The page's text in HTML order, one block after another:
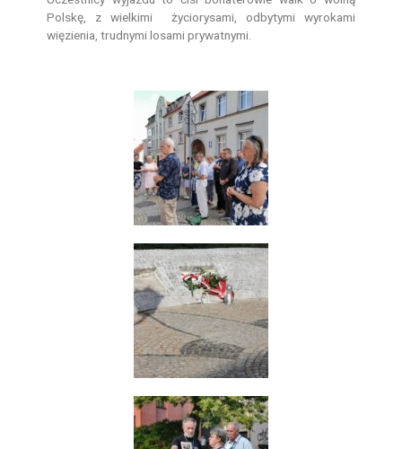
Polskę, z wielkimi życiorysami, odbytymi wyrokami
więzienia, trudnymi losami prywatnymi.